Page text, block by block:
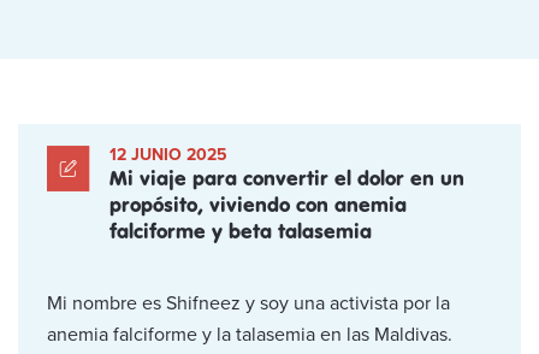
12 JUNIO 2025
Mi viaje para convertir el dolor en un
propósito, viviendo con anemia
falciforme y beta talasemia
Mi nombre es Shifneez y soy una activista por la
anemia falciforme y la talasemia en las Maldivas.